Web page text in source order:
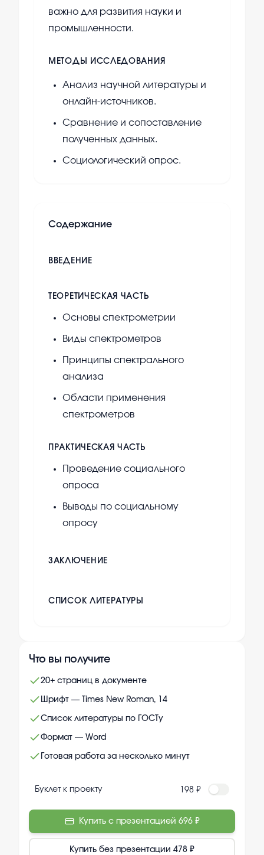
важно для развития науки и
промышленности.
МЕТОДЫ ИССЛЕДОВАНИЯ
Анализ научной литературы и
онлайн-источников.
Сравнение и сопоставление
полученных данных.
Социологический опрос.
Содержание
ВВЕДЕНИЕ
ТЕОРЕТИЧЕСКАЯ ЧАСТЬ
Основы спектрометрии
Виды спектрометров
Принципы спектрального
анализа
Области применения
спектрометров
ПРАКТИЧЕСКАЯ ЧАСТЬ
Проведение социального
опроса
Выводы по социальному
опросу
ЗАКЛЮЧЕНИЕ
СПИСОК ЛИТЕРАТУРЫ
Что вы получите
20+ страниц в документе
Шрифт — Times New Roman, 14
Список литературы по ГОСТу
Формат — Word
Готовая работа за несколько минут
Буклет к проекту 198 ₽
Купить с презентацией 696 ₽
Купить без презентации 478 ₽